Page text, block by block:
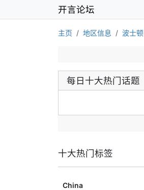
开言论坛
主页 地区信息 波士顿
每日十大热门话题
十大热门标签
China